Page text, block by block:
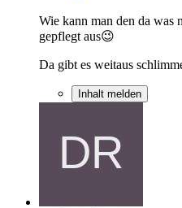
Wie kann man den da was
gepflegt aus😉
Da gibt es weitaus
Inhalt melden